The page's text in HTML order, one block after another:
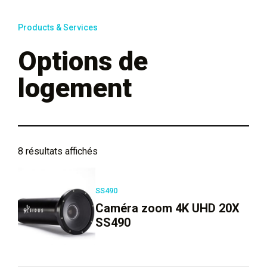
Products & Services
Options de
logement
8 résultats affichés
SS490
Caméra zoom 4K UHD 20X
SS490